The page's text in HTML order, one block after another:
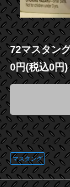
72マスタン
0円(税込0円)
この商品に登録さ
マスタング